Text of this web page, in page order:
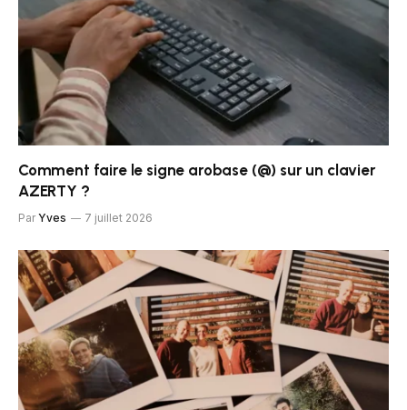
Comment faire le signe arobase (@) sur un clavier
AZERTY ?
Par Yves 7 juillet 2026